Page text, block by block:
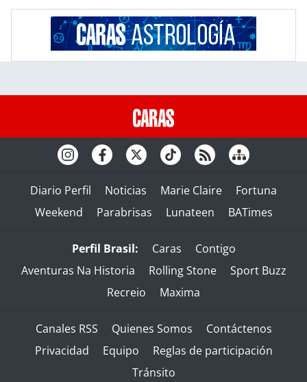
Diario Perfil Noticias Marie Claire
Fortuna
Weekend
Parabrisas Lunateen BATimes
Perfil Brasil: Caras
Contigo
Aventuras Na Historia
Rolling Stone
Sport Buzz
Recreio
Maxima
Canales RSS Quienes Somos
Contáctenos
Privacidad
Equipo
Reglas de participación
Tránsito